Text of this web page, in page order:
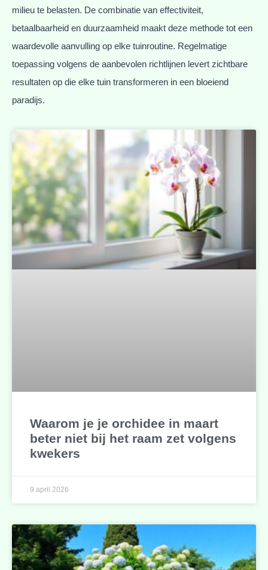
Waarom je je orchidee in maart
beter niet bij het raam zet volgens
kwekers
9 april 2026
milieu te belasten. De combinatie van effectiviteit,
betaalbaarheid en duurzaamheid maakt deze methode tot een
waardevolle aanvulling op elke tuinroutine. Regelmatige
toepassing volgens de aanbevolen richtlijnen levert zichtbare
resultaten op die elke tuin transformeren in een bloeiend
paradijs.